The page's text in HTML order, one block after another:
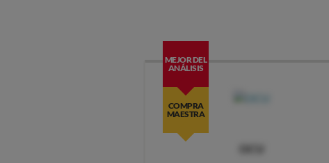
MEJOR DEL
ANÁLISIS
COMPRA
MAESTRA